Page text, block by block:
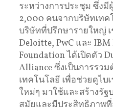
ระหว่างการประชุม ซึ่งมี
2,000 คนจากบริษัทเท
บริษัทที่ปรึกษารายใหญ่
Deloitte, PwC และ IBM
Foundation ได้เปิดตัว
Alliance ซึ่งเป็นการรว
เทคโนโลยี เพื่อช่วยดูไบ
ใหม่ๆ มาใช้และสร้างรั
สมัยและมีประสิทธิภาพ